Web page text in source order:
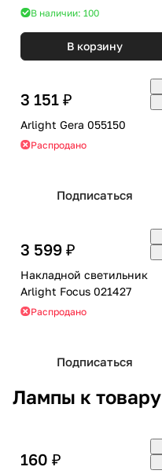
В наличии: 100
В корзину
3 151 ₽
Arlight Gera 055150
Распродано
Подписаться
3 599 ₽
Накладной светильник
Arlight Focus 021427
Распродано
Подписаться
Лампы к товару
160 ₽